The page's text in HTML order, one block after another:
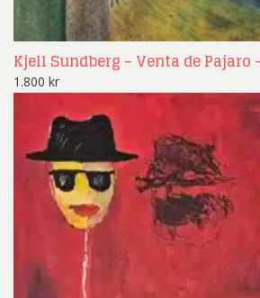
Kjell Sundberg – Venta de Pajaro
1.800 kr